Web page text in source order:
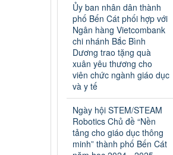
Ngày ban hành: 13/03/2025
Kế hoạch Phổ biến, giáo
dục pháp luật năm 2025 của
ngành Giáo dục và Đào tạo
thành phố Bến Cát
Kế hoạch Phổ biến, giáo dục
pháp luật năm 2025 của
ngành Giáo dục và Đào tạo
thành phố Bến Cát
Ngày ban hành: 28/02/2025
Quyết định công bố thủ tục
Ủy ban nhân dân thành
phố Bến Cát phối hợp với
Ngân hàng Vietcombank
chi nhánh Bắc Bình
Dương trao tặng quà
xuân yêu thương cho
viên chức ngành giáo dục
và y tế
Ngày hội STEM/STEAM
Robotics Chủ đề “Nền
tảng cho giáo dục thông
minh” thành phố Bến Cát